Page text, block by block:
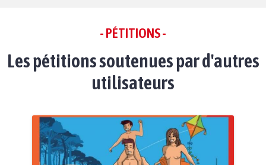
- PÉTITIONS -
Les pétitions soutenues par d'autres
utilisateurs